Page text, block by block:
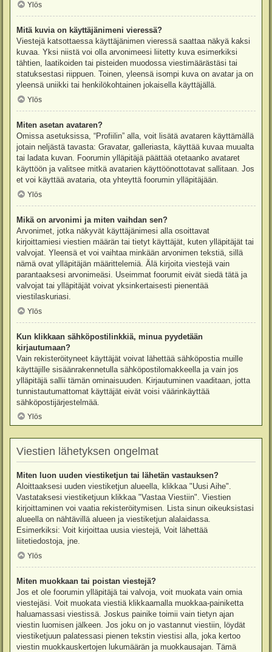
Ylös
Mitä kuvia on käyttäjänimeni vieressä?
Viestejä katsottaessa käyttäjänimen vieressä saattaa näkyä kaksi
kuvaa. Yksi niistä voi olla arvonimeesi liitetty kuva esimerkiksi
tähtien, laatikoiden tai pisteiden muodossa viestimäärästäsi tai
statuksestasi riippuen. Toinen, yleensä isompi kuva on avatar ja on
yleensä uniikki tai henkilökohtainen jokaisella käyttäjällä.
Ylös
Miten asetan avataren?
Omissa asetuksissa, “Profiilin” alla, voit lisätä avataren käyttämällä
jotain neljästä tavasta: Gravatar, galleriasta, käyttää kuvaa muualta
tai ladata kuvan. Foorumin ylläpitäjä päättää otetaanko avataret
käyttöön ja valitsee mitkä avatarien käyttöönottotavat sallitaan. Jos
et voi käyttää avataria, ota yhteyttä foorumin ylläpitäjään.
Ylös
Mikä on arvonimi ja miten vaihdan sen?
Arvonimet, jotka näkyvät käyttäjänimesi alla osoittavat
kirjoittamiesi viestien määrän tai tietyt käyttäjät, kuten ylläpitäjät tai
valvojat. Yleensä et voi vaihtaa minkään arvonimen tekstiä, sillä
nämä ovat ylläpitäjän määrittelemiä. Älä kirjoita viestejä vain
parantaaksesi arvonimeäsi. Useimmat foorumit eivät siedä tätä ja
valvojat tai ylläpitäjät voivat yksinkertaisesti pienentää
viestilaskuriasi.
Ylös
Kun klikkaan sähköpostilinkkiä, minua pyydetään
kirjautumaan?
Vain rekisteröityneet käyttäjät voivat lähettää sähköpostia muille
käyttäjille sisäänrakennetulla sähköpostilomakkeella ja vain jos
ylläpitäjä sallii tämän ominaisuuden. Kirjautuminen vaaditaan, jotta
tunnistautumattomat käyttäjät eivät voisi väärinkäyttää
sähköpostijärjestelmää.
Ylös
Viestien lähetyksen ongelmat
Miten luon uuden viestiketjun tai lähetän vastauksen?
Aloittaaksesi uuden viestiketjun alueella, klikkaa "Uusi Aihe".
Vastataksesi viestiketjuun klikkaa "Vastaa Viestiin". Viestien
kirjoittaminen voi vaatia rekisteröitymisen. Lista sinun oikeuksistasi
alueella on nähtävillä alueen ja viestiketjun alalaidassa.
Esimerkiksi: Voit kirjoittaa uusia viestejä, Voit lähettää
liitetiedostoja, jne.
Ylös
Miten muokkaan tai poistan viestejä?
Jos et ole foorumin ylläpitäjä tai valvoja, voit muokata vain omia
viestejäsi. Voit muokata viestiä klikkaamalla muokkaa-painiketta
haluamassasi viestissä. Joskus painike toimii vain tietyn ajan
viestin luomisen jälkeen. Jos joku on jo vastannut viestiin, löydät
viestiketjuun palatessasi pienen tekstin viestisi alla, joka kertoo
viestin muokkauskertojen lukumäärän ja muokkausajan. Tämä